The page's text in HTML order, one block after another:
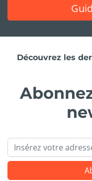
Découvrez les
Email